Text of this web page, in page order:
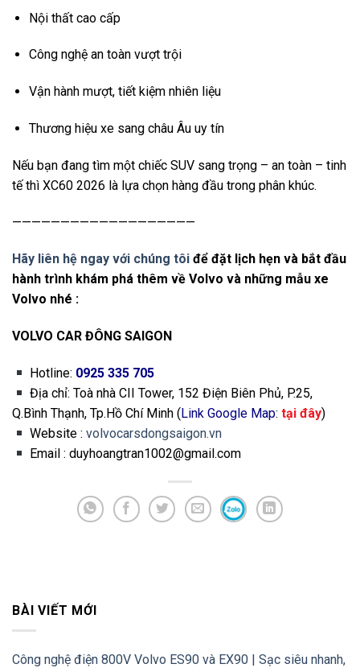
Nội thất cao cấp
Công nghệ an toàn vượt trội
Vận hành mượt, tiết kiệm nhiên liệu
Thương hiệu xe sang châu Âu uy tín
Nếu bạn đang tìm một chiếc SUV sang trọng – an toàn – tinh
tế thì XC60 2026 là lựa chọn hàng đầu trong phân khúc.
———————————————————
Hãy liên hệ ngay với chúng tôi để đặt lịch hẹn và bắt đầu
hành trình khám phá thêm về Volvo và những mẫu xe
Volvo nhé :
VOLVO CAR ĐÔNG SAIGON
Hotline: 0925 335 705
Địa chỉ: Toà nhà CII Tower, 152 Điện Biên Phủ, P.25,
Q.Bình Thạnh, Tp.Hồ Chí Minh (Link Google Map: tại đây)
Website :volvocarsdongsaigon.vn
Email : duyhoangtran1002@gmail.com
BÀI VIẾT MỚI
Công nghệ điện 800V Volvo ES90 và EX90 | Sạc siêu nhanh,